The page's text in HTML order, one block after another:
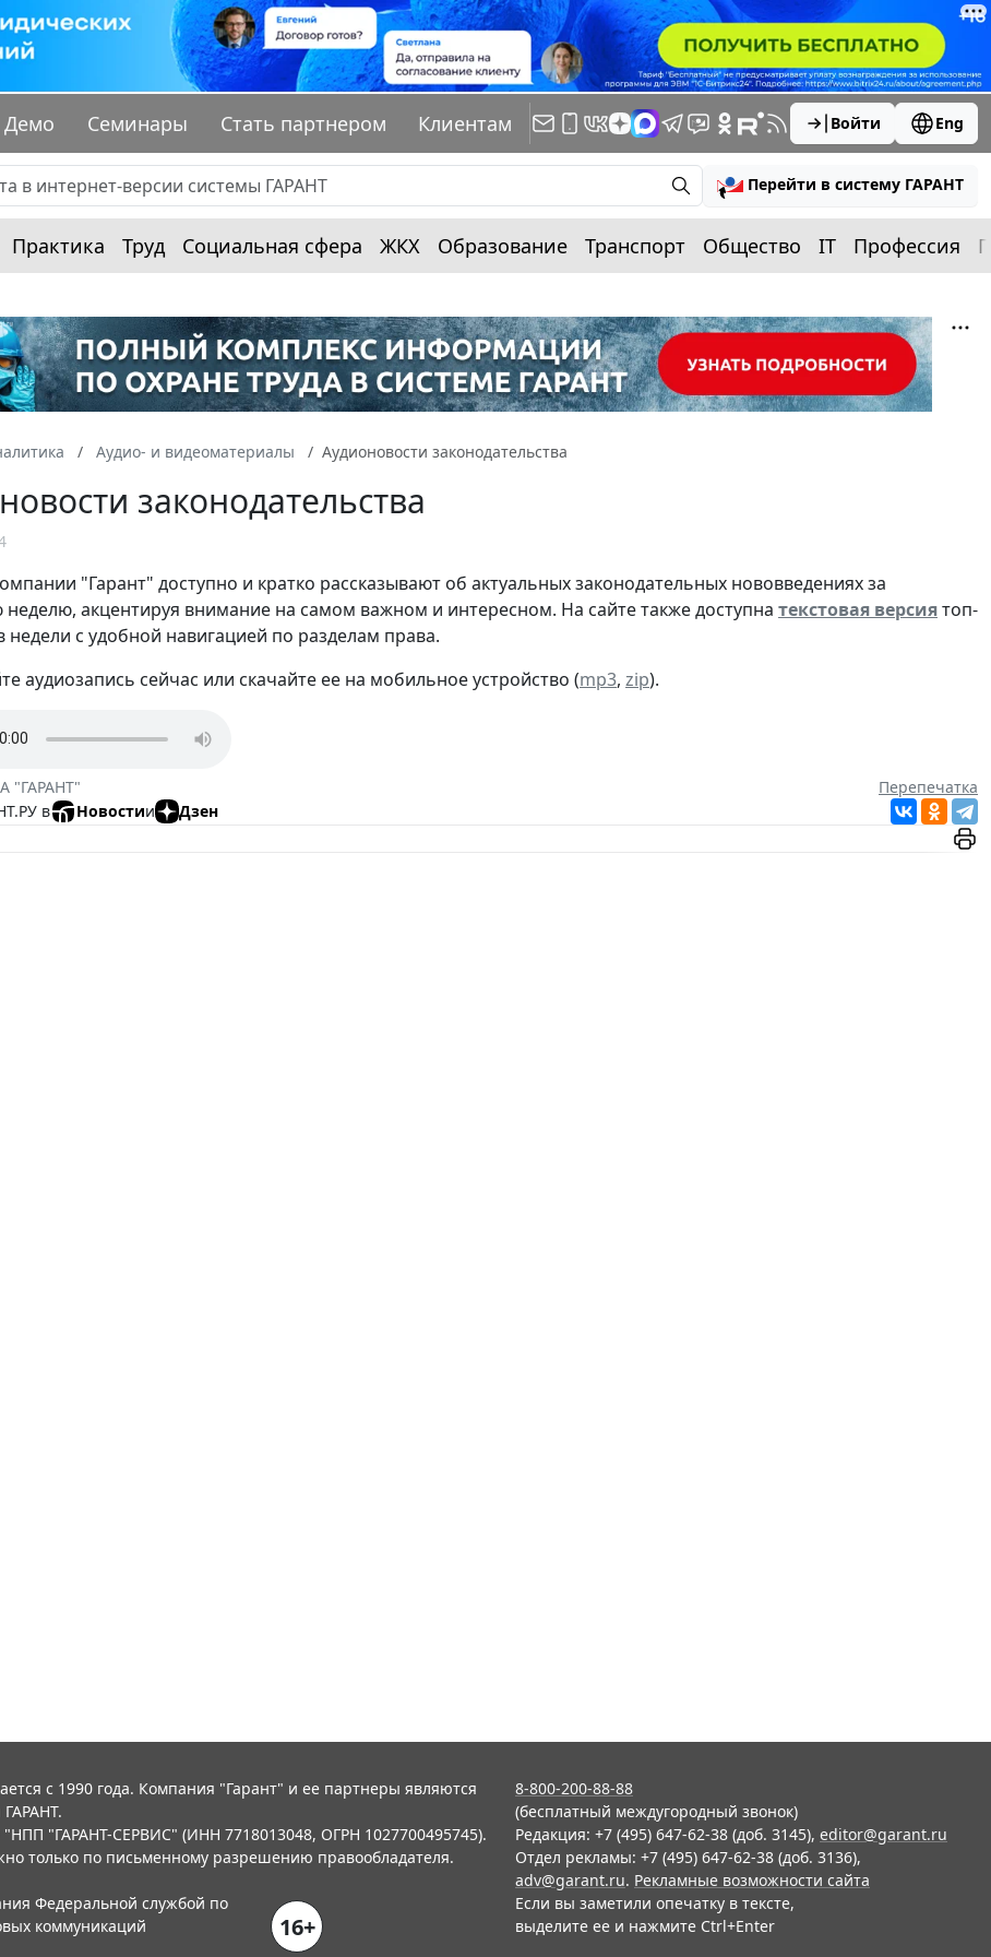
Демо Семинары Стать партнером Клиентам Войти Eng
Перейти в систему ГАРАНТ
Практика Труд Социальная сфера ЖКХ Образование Транспорт Общество IT Профессия
Аудио- и видеоматериалы Аудионовости законодательства
законодательства
"Гарант" доступно и кратко рассказывают об актуальных законодательных нововведениях за
акцентируя внимание на самом важном и интересном. На сайте также доступна текстовая версиятоп-
недели с удобной навигацией по разделам права.
аудиозапись сейчас или скачайте ее на мобильное устройство (mp3, zip).
"ГАРАНТ"
Перепечатка
в
Новостии Дзен
с 1990 года. Компания "Гарант" и ее партнеры являются
"ГАРАНТ-СЕРВИС" (ИНН 7718013048, ОГРН 1027700495745).
только по письменному разрешению правообладателя.
Федеральной службой по
коммуникаций
16+
8-800-200-88-88
(бесплатный междугородный звонок)
Редакция: +7 (495) 647-62-38 (доб. 3145), editor@garant.ru
Отдел рекламы: +7 (495) 647-62-38 (доб. 3136),
adv@garant.ru. Рекламные возможности сайта
Если вы заметили опечатку в тексте,
выделите ее и нажмите Ctrl+Enter